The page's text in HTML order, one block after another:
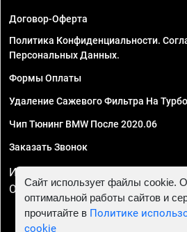
Договор-Оферта
Политика Конфиденциальности.
Персональных Данных.
Формы Оплаты
Удаление Сажевого Фильтра На
Чип Тюнинг BMW После 2020.06
Заказать Звонок
ИП Смирнов Георгий Павлович.
ОГРНИП 324470400032610
Сайт использует файлы cookie.
оптимальной работы сайтов и
прочитайте в Политике
cookie